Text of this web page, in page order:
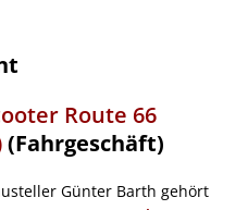
Route 66
(Fahrgeschäft)
Günter Barth gehört